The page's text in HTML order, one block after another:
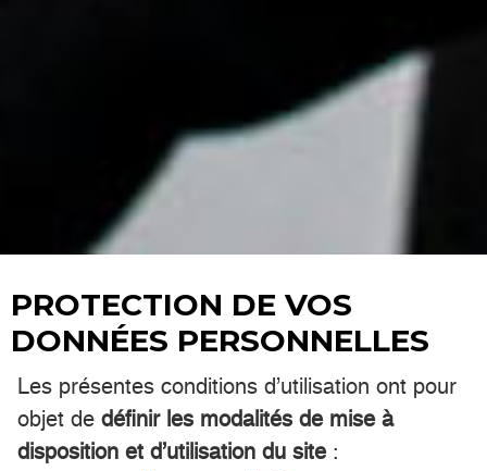
PROTECTION DE VOS
DONNÉES PERSONNELLES
Les présentes conditions d’utilisation ont pour
objet de définir les modalités de mise à
disposition et d’utilisation du site: